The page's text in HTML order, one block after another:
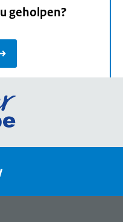
geholpen?
Ga
de
een